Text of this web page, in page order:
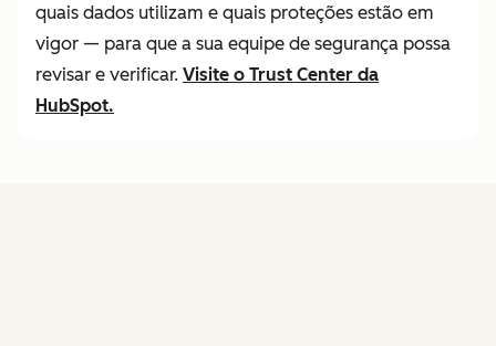
quais dados utilizam e quais proteções estão em
vigor — para que a sua equipe de segurança possa
revisar e verificar. Visite o Trust Center da
HubSpot.